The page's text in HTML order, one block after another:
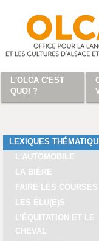
LEXIQUES
L'AUTOMOBILE
LA BIÈRE
FAIRE LES COURSES
LES ÉLU(E)S
L’ÉQUITATION ET LE
CHEVAL
L'OLCA C'EST
QUOI ?